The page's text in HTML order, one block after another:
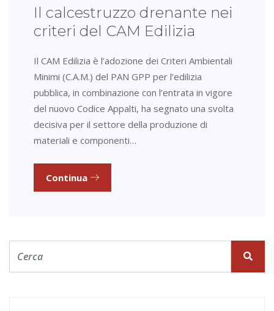
Il calcestruzzo drenante nei
criteri del CAM Edilizia
Il CAM Edilizia è l’adozione dei Criteri Ambientali
Minimi (C.A.M.) del PAN GPP per l’edilizia
pubblica, in combinazione con l’entrata in vigore
del nuovo Codice Appalti, ha segnato una svolta
decisiva per il settore della produzione di
materiali e componenti…
Continua